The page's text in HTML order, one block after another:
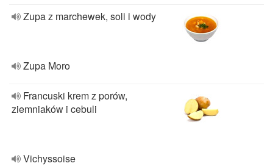
Zupa z marchewek, soli i wody
Zupa Moro
Francuski krem z porów,
ziemniaków i cebuli
Vichyssoise